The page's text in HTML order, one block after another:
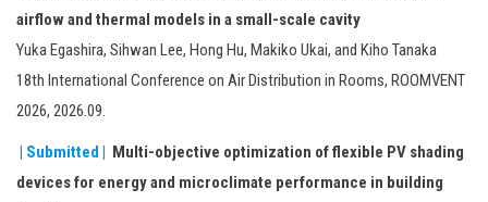
airflow and thermal models in a small-scale cavity
Yuka Egashira, Sihwan Lee, Hong Hu, Makiko Ukai, and Kiho Tanaka
18th International Conference on Air Distribution in Rooms, ROOMVENT
2026, 2026.09.
| Submitted | Multi-objective optimization of flexible PV shading
devices for energy and microclimate performance in building